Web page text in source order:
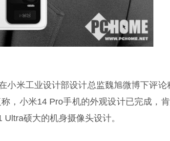
小米工业设计部设计总监魏旭微博下评论
，小米14 Pro手机的外观设计已完成，
硕大的机身摄像头设计。